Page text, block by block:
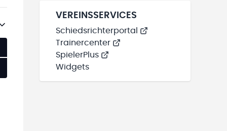
VEREINSSERVICES
Schiedsrichterportal
Trainercenter
SpielerPlus
Widgets